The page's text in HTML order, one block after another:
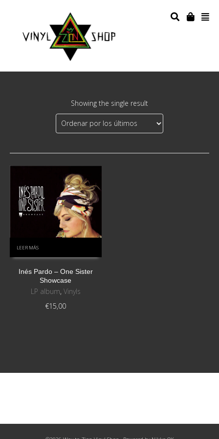
Showing the single result
LEER MÁS
Inés Pardo ‎– One Sister
Showcase
LP album, Vinyls
€15,00